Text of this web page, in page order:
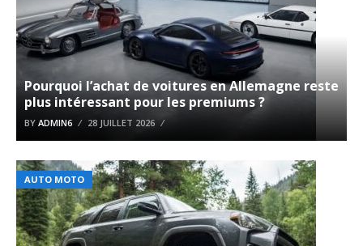
Pourquoi l’achat de voitures en Allemagne reste
plus intéressant pour les premiums ?
BY ADMIN6 28 JUILLET 2026
AUTO MOTO